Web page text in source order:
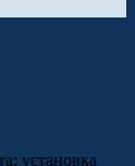
установка